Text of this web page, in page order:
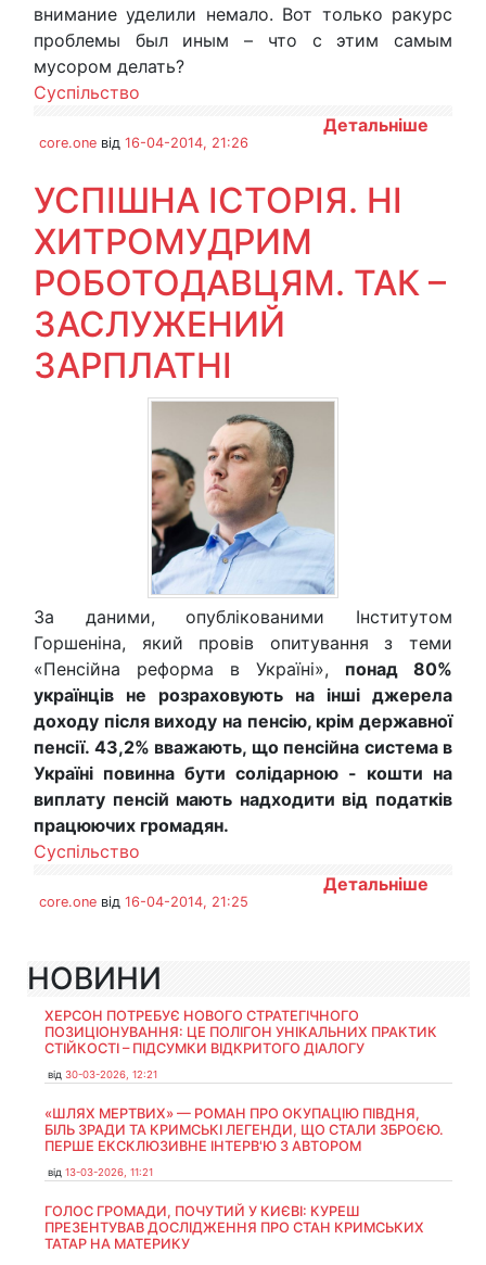
внимание уделили немало. Вот только ракурс
проблемы был иным – что с этим самым
мусором делать?
Суспільство
Детальніше
core.one від 16-04-2014, 21:26
УСПІШНА ІСТОРІЯ. НІ
ХИТРОМУДРИМ
РОБОТОДАВЦЯМ. ТАК –
ЗАСЛУЖЕНИЙ
ЗАРПЛАТНІ
За даними, опублікованими Інститутом
Горшеніна, який провів опитування з теми
«Пенсійна реформа в Україні», понад 80%
українців не розраховують на інші джерела
доходу після виходу на пенсію, крім державної
пенсії. 43,2% вважають, що пенсійна система в
Україні повинна бути солідарною - кошти на
виплату пенсій мають надходити від податків
працюючих громадян.
Суспільство
Детальніше
core.one від 16-04-2014, 21:25
НОВИНИ
ХЕРСОН ПОТРЕБУЄ НОВОГО СТРАТЕГІЧНОГО
ПОЗИЦІОНУВАННЯ: ЦЕ ПОЛІГОН УНІКАЛЬНИХ ПРАКТИК
СТІЙКОСТІ – ПІДСУМКИ ВІДКРИТОГО ДІАЛОГУ
від 30-03-2026, 12:21
«ШЛЯХ МЕРТВИХ» — РОМАН ПРО ОКУПАЦІЮ ПІВДНЯ,
БІЛЬ ЗРАДИ ТА КРИМСЬКІ ЛЕГЕНДИ, ЩО СТАЛИ ЗБРОЄЮ.
ПЕРШЕ ЕКСКЛЮЗИВНЕ ІНТЕРВ'Ю З АВТОРОМ
від 13-03-2026, 11:21
ГОЛОС ГРОМАДИ, ПОЧУТИЙ У КИЄВІ: КУРЕШ
ПРЕЗЕНТУВАВ ДОСЛІДЖЕННЯ ПРО СТАН КРИМСЬКИХ
ТАТАР НА МАТЕРИКУ